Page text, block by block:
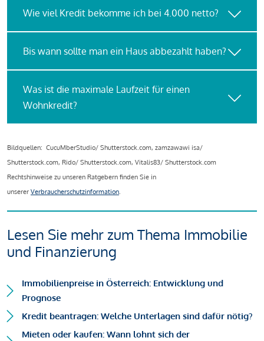
Wie viel Kredit bekomme ich bei 4.000 netto?
Bis wann sollte man ein Haus abbezahlt haben?
Was ist die maximale Laufzeit für einen
Wohnkredit?
Bildquellen: CucuMberStudio/ Shutterstock.com, zamzawawi isa/
Shutterstock.com, Rido/ Shutterstock.com, Vitalis83/ Shutterstock.com
Rechtshinweise zu unseren Ratgebern finden Sie in
unserer Verbraucherschutzinformation.
Lesen Sie mehr zum Thema Immobilie
und Finanzierung
Immobilienpreise in Österreich: Entwicklung und
Prognose
Kredit beantragen: Welche Unterlagen sind dafür nötig?
Mieten oder kaufen: Wann lohnt sich der